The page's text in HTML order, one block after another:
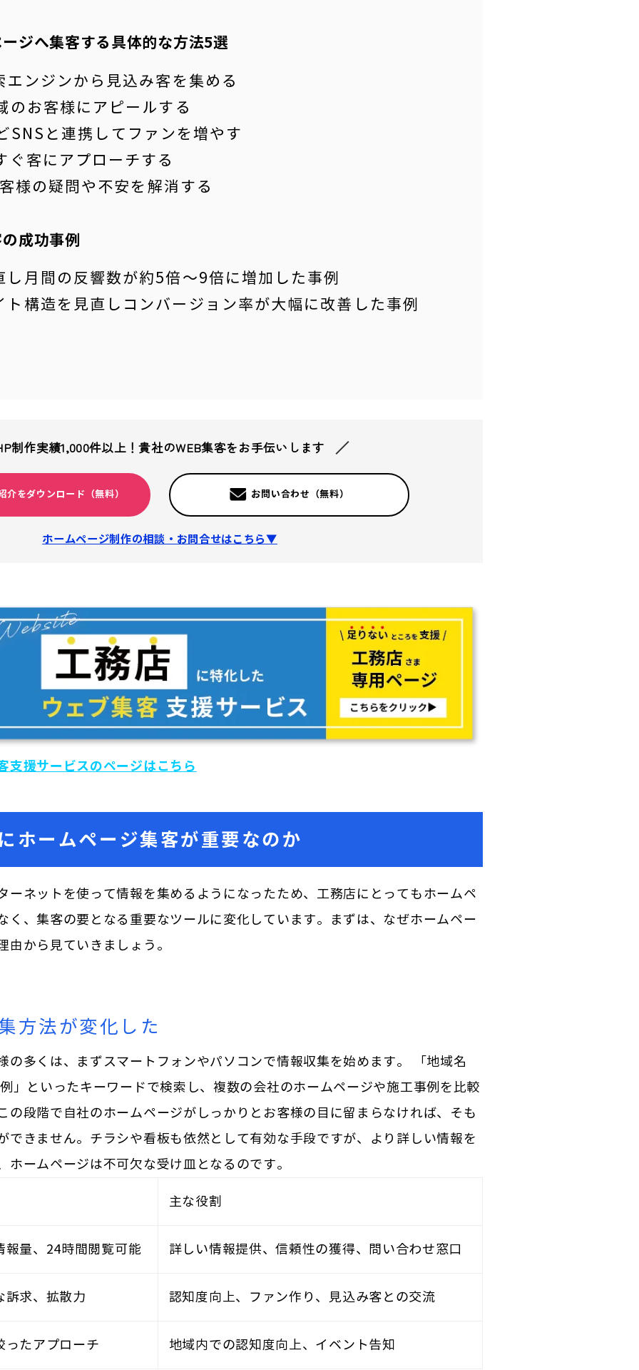
ジへ集客する具体的な方法5選
エンジンから見込み客を集める
のお客様にアピールする
と連携してファンを増やす
ぐ客にアプローチする
様の疑問や不安を解消する
成功事例
し月間の反響数が約5倍～9倍に増加した事例
ト構造を見直しコンバージョン率が大幅に改善した事例
制作実績1,000件以上！貴社のWEB集客をお手伝いします
介をダウンロード（無料） お問い合わせ（無料）
ホームページ制作の相談・お問合せはこちら▼
支援サービスのページはこちら
ホームページ集客が重要なのか
ーネットを使って情報を集めるようになったため、工務店にとってもホームペ
く、集客の要となる重要なツールに変化しています。まずは、なぜホームペー
から見ていきましょう。
方法が変化した
の多くは、まずスマートフォンやパソコンで情報収集を始めます。 「地域名
」といったキーワードで検索し、複数の会社のホームページや施工事例を比較
の段階で自社のホームページがしっかりとお客様の目に留まらなければ、そも
できません。チラシや看板も依然として有効な手段ですが、より詳しい情報を
ームページは不可欠な受け皿となるのです。
主な役割
報量、24時間閲覧可能 詳しい情報提供、信頼性の獲得、問い合わせ窓口
訴求、拡散力 認知度向上、ファン作り、見込み客との交流
ったアプローチ 地域内での認知度向上、イベント告知